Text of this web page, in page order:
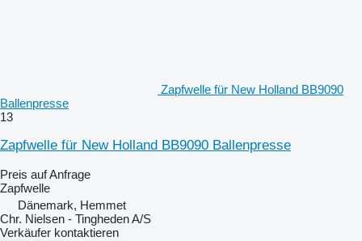
Zapfwelle für New Holland BB9090
Ballenpresse
13
Zapfwelle für New Holland BB9090 Ballenpresse
Preis auf Anfrage
Zapfwelle
Dänemark, Hemmet
Chr. Nielsen - Tingheden A/S
Verkäufer kontaktieren